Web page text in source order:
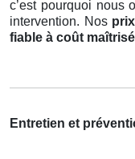
c’est pourquoi nous
intervention. Nos
fiable à coût maîtrisé
Entretien et